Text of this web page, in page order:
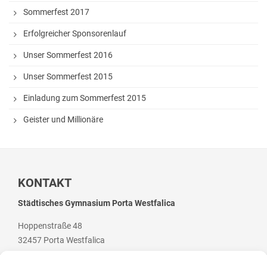
Hausaufgabenbetreuung und Förderung am
Studieren ab 15
Stipendien für Schüler und Schülerinnen
Studien- und Berufsberatung
Sommerfest 2017
Erfolgreicher Sponsorenlauf
Unser Sommerfest 2016
Unser Sommerfest 2015
Einladung zum Sommerfest 2015
Geister und Millionäre
KONTAKT
Städtisches Gymnasium Porta Westfalica
Hoppenstraße 48
32457 Porta Westfalica